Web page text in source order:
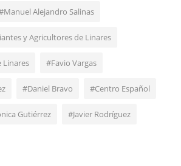
Alejandro Salinas
y Agricultores de Linares
Linares #Favio Vargas
#Daniel Bravo #Centro Español
Gutiérrez #Javier Rodríguez